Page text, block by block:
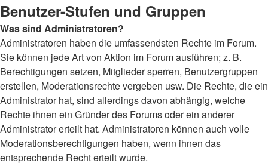
Benutzer-Stufen und Gruppen
Was sind Administratoren?
Administratoren haben die umfassendsten Rechte im Forum.
Sie können jede Art von Aktion im Forum ausführen; z. B.
Berechtigungen setzen, Mitglieder sperren, Benutzergruppen
erstellen, Moderationsrechte vergeben usw. Die Rechte, die ein
Administrator hat, sind allerdings davon abhängig, welche
Rechte ihnen ein Gründer des Forums oder ein anderer
Administrator erteilt hat. Administratoren können auch volle
Moderationsberechtigungen haben, wenn ihnen das
entsprechende Recht erteilt wurde.